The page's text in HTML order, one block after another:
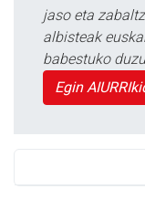
jaso eta
albisteak
babestuko
Egin